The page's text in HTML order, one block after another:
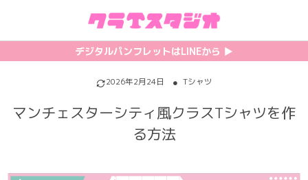
デジタルパンフレットはLINEから ▶︎︎
2026年2月24日 Tシャツ
マンチェスターシティ風クラスTシャツを作
る方法
初めての方へ
クラスTシャツの注文方法
料金について
カテゴリ一覧
ホッケーユニフォーム
特集記事
【最新】流行りの背ネーム特集
【インスタ映え】おすすめクラT集
プリント
フォントを選ぶ